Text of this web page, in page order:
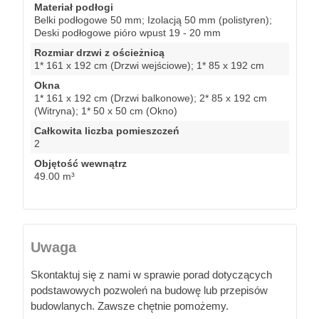
Materiał podłogi
Belki podłogowe 50 mm; Izolacją 50 mm (polistyren);
Deski podłogowe pióro wpust 19 - 20 mm
Rozmiar drzwi z ościeżnicą
1* 161 x 192 cm (Drzwi wejściowe); 1* 85 x 192 cm
Okna
1* 161 x 192 cm (Drzwi balkonowe); 2* 85 x 192 cm
(Witryna); 1* 50 x 50 cm (Okno)
Całkowita liczba pomieszczeń
2
Objętość wewnątrz
49.00 m³
Uwaga
Skontaktuj się z nami w sprawie porad dotyczących
podstawowych pozwoleń na budowę lub przepisów
budowlanych. Zawsze chętnie pomożemy.